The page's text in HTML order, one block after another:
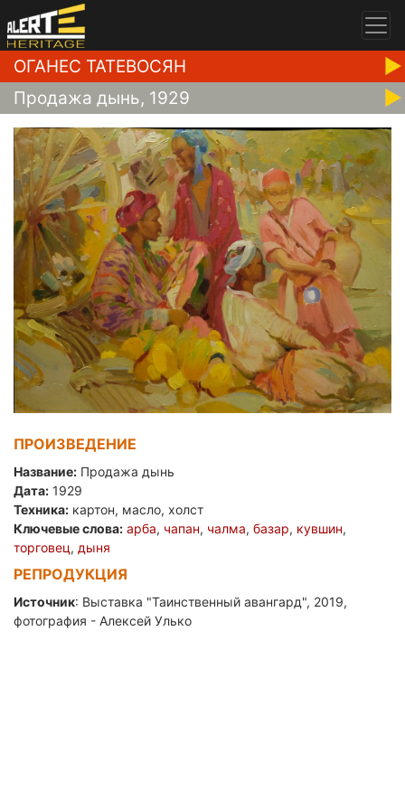
ОГАНЕС ТАТЕВОСЯН
Продажа дынь, 1929
ПРОИЗВЕДЕНИЕ
Название: Продажа дынь
Дата: 1929
Техника: картон, масло, холст
Ключевые слова: арба, чапан, чалма, базар, кувшин,
торговец, дыня
РЕПРОДУКЦИЯ
Источник: Выставка "Таинственный авангард", 2019,
фотография - Алексей Улько